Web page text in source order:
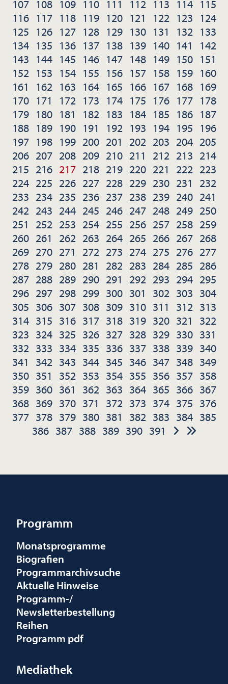
107 108 109 110 111 112 113 114 115
116 117 118 119 120 121 122 123 124
125 126 127 128 129 130 131 132 133
134 135 136 137 138 139 140 141
142
143 144 145 146 147 148 149 150 151
152 153 154 155 156 157 158 159 160
161
162 163 164 165 166 167 168 169
170 171 172 173 174 175 176 177 178
179 180 181 182 183 184 185 186 187
188 189 190 191 192 193 194 195 196
197 198 199 200 201 202 203 204 205
206 207 208 209 210 211 212 213 214
215 216 217 218 219 220 221 222 223
224 225 226 227 228 229 230 231
232
233 234 235 236 237 238 239 240 241
242 243 244 245 246 247 248 249 250
251
252 253 254 255 256 257 258 259
260 261 262 263 264 265 266 267 268
269 270 271 272 273 274 275 276 277
278 279 280 281 282 283 284 285 286
287 288 289 290 291 292 293 294 295
296 297 298 299 300 301 302 303 304
305 306 307 308 309 310 311 312 313
314 315 316 317 318 319 320 321
322
323 324 325 326 327 328 329 330 331
332 333 334 335 336 337 338 339 340
341
342 343 344 345 346 347 348 349
350 351 352 353 354 355 356 357 358
359 360 361 362 363 364 365 366 367
368 369 370 371 372 373 374 375 376
377 378 379 380 381 382 383 384 385
386 387 388 389 390 391
Programm
Monatsprogramme
Biografien
Programmarchivsuche
Aktuelle Hinweise
Programm-/
Newsletterbestellung
Reihen
Programm pdf
Mediathek